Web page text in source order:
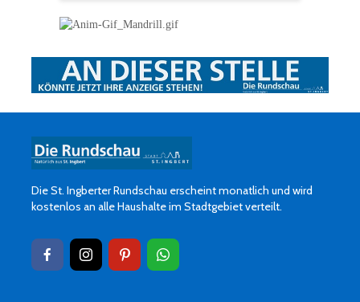
Die St. Ingberter Rundschau erscheint monatlich und wird
kostenlos an alle Haushalte im Stadtgebiet verteilt.